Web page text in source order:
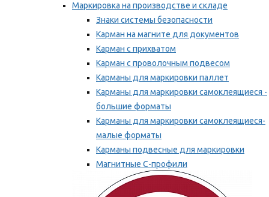
Маркировка на производстве и складе
Знаки системы безопасности
Карман на магните для документов
Карман с прихватом
Карман с проволочным подвесом
Карманы для маркировки паллет
Карманы для маркировки самоклеящиеся -
большие форматы
Карманы для маркировки самоклеящиеся-
малые форматы
Карманы подвесные для маркировки
Магнитные С-профили
Напольная маркировка
Мы рекомендуем